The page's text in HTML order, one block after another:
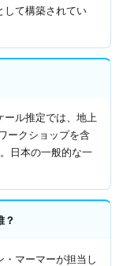
して構築されてい
ール推定では、地上
ークショップを含
日本の一般的な一
？
マーマーが担当し